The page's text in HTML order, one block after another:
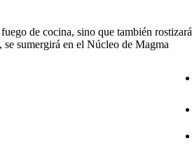
de cocina, sino que también rostizará
se sumergirá en el Núcleo de Magma